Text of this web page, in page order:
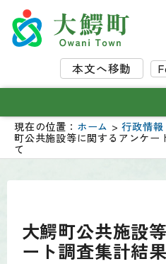
本文へ移動
現在の位置： ホーム >行政情報
町公共施設等に関するアンケー
て
大鰐町公共施設
ート調査集計結